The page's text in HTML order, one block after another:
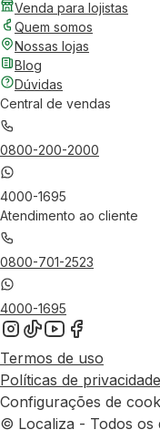
Venda para lojistas
Quem somos
Nossas lojas
Blog
Dúvidas
Central de vendas
0800-200-2000
4000-1695
Atendimento ao cliente
0800-701-2523
4000-1695
Termos de uso
Políticas de privacidade
Configurações de
© Localiza - Todos os